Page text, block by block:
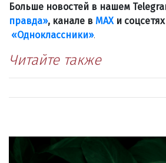
Больше новостей в нашем
правда», канале в МАХи соцсетях
«Одноклассники».
Читайте также